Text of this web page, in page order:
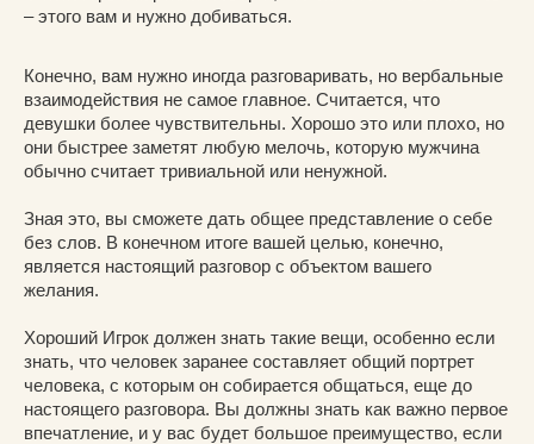
– этого вам и нужно добиваться.
Конечно, вам нужно иногда разговаривать, но вербальные
взаимодействия не самое главное. Считается, что
девушки более чувствительны. Хорошо это или плохо, но
они быстрее заметят любую мелочь, которую мужчина
обычно считает тривиальной или ненужной.
Зная это, вы сможете дать общее представление о себе
без слов. В конечном итоге вашей целью, конечно,
является настоящий разговор с объектом вашего
желания.
Хороший Игрок должен знать такие вещи, особенно если
знать, что человек заранее составляет общий портрет
человека, с которым он собирается общаться, еще до
настоящего разговора. Вы должны знать как важно первое
впечатление, и у вас будет большое преимущество, если